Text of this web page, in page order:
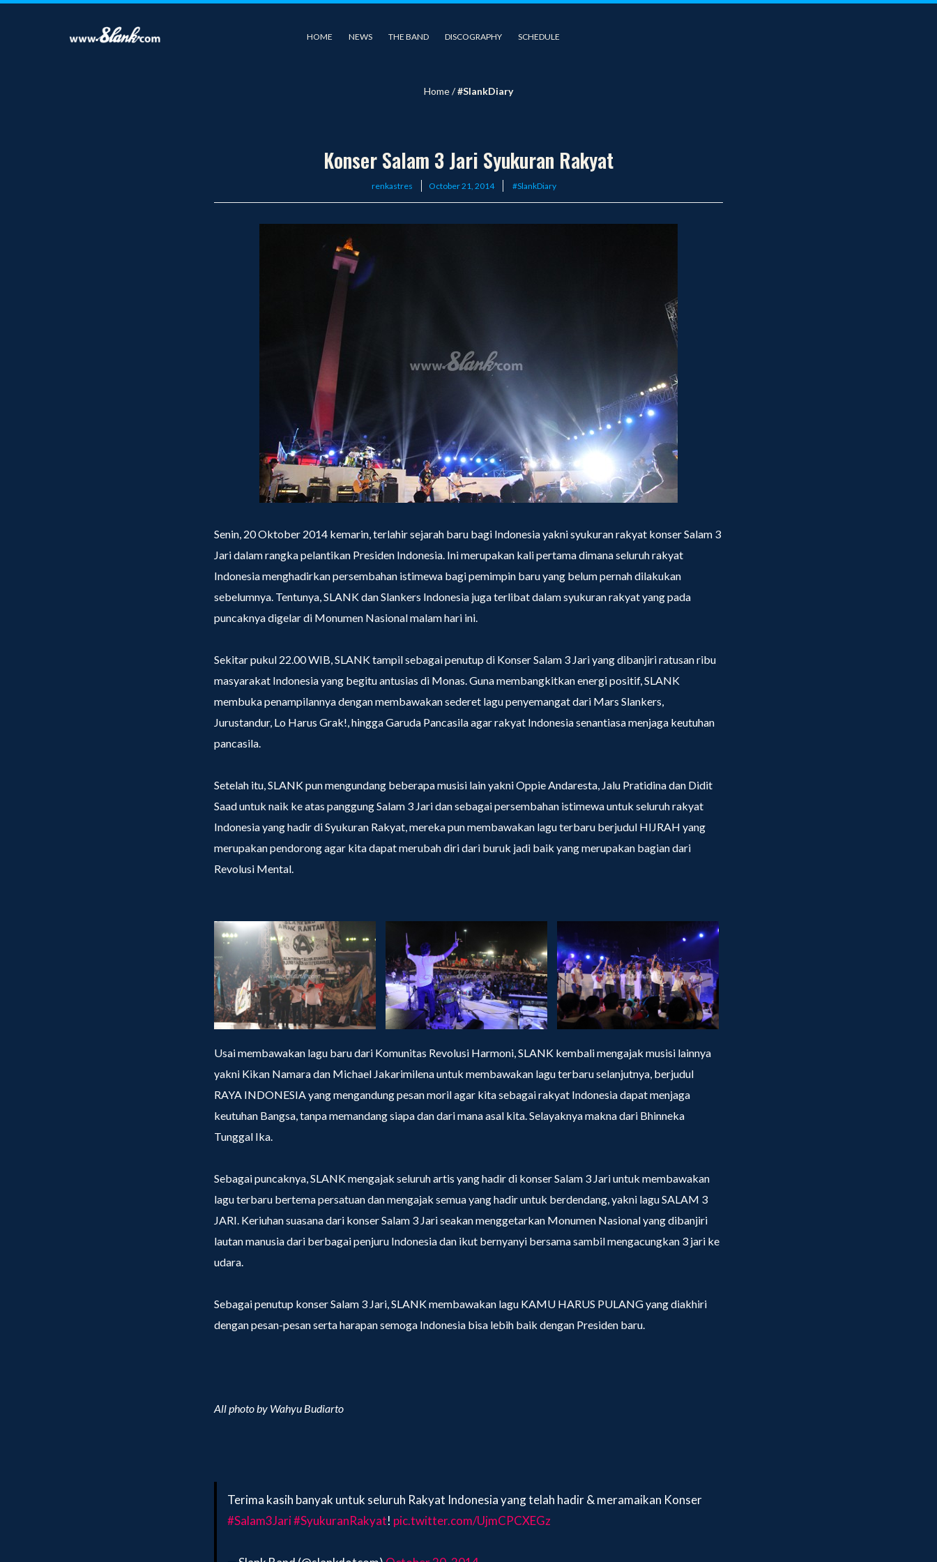
HOME NEWS THE BAND DISCOGRAPHY SCHEDULE
Home/#SlankDiary
Konser Salam 3 Jari Syukuran Rakyat
renkastres
Posted
October 21, 2014 #SlankDiary
Senin, 20 Oktober 2014 kemarin, terlahir sejarah baru bagi Indonesia yakni syukuran rakyat konser Salam 3
Jari dalam rangka pelantikan Presiden Indonesia. Ini merupakan kali pertama dimana seluruh rakyat
Indonesia menghadirkan persembahan istimewa bagi pemimpin baru yang belum pernah dilakukan
sebelumnya. Tentunya, SLANK dan Slankers Indonesia juga terlibat dalam syukuran rakyat yang pada
puncaknya digelar di Monumen Nasional malam hari ini.
Sekitar pukul 22.00 WIB, SLANK tampil sebagai penutup di Konser Salam 3 Jari yang dibanjiri ratusan ribu
masyarakat Indonesia yang begitu antusias di Monas. Guna membangkitkan energi positif, SLANK
membuka penampilannya dengan membawakan sederet lagu penyemangat dari Mars Slankers,
Jurustandur, Lo Harus Grak!, hingga Garuda Pancasila agar rakyat Indonesia senantiasa menjaga keutuhan
pancasila.
Setelah itu, SLANK pun mengundang beberapa musisi lain yakni Oppie Andaresta, Jalu Pratidina dan Didit
Saad untuk naik ke atas panggung Salam 3 Jari dan sebagai persembahan istimewa untuk seluruh rakyat
Indonesia yang hadir di Syukuran Rakyat, mereka pun membawakan lagu terbaru berjudul HIJRAH yang
merupakan pendorong agar kita dapat merubah diri dari buruk jadi baik yang merupakan bagian dari
Revolusi Mental.
Usai membawakan lagu baru dari Komunitas Revolusi Harmoni, SLANK kembali mengajak musisi lainnya
yakni Kikan Namara dan Michael Jakarimilena untuk membawakan lagu terbaru selanjutnya, berjudul
RAYA INDONESIA yang mengandung pesan moril agar kita sebagai rakyat Indonesia dapat menjaga
keutuhan Bangsa, tanpa memandang siapa dan dari mana asal kita. Selayaknya makna dari Bhinneka
Tunggal Ika.
Sebagai puncaknya, SLANK mengajak seluruh artis yang hadir di konser Salam 3 Jari untuk membawakan
lagu terbaru bertema persatuan dan mengajak semua yang hadir untuk berdendang, yakni lagu SALAM 3
JARI. Keriuhan suasana dari konser Salam 3 Jari seakan menggetarkan Monumen Nasional yang dibanjiri
lautan manusia dari berbagai penjuru Indonesia dan ikut bernyanyi bersama sambil mengacungkan 3 jari ke
udara.
Sebagai penutup konser Salam 3 Jari, SLANK membawakan lagu KAMU HARUS PULANG yang diakhiri
dengan pesan-pesan serta harapan semoga Indonesia bisa lebih baik dengan Presiden baru.
All photo by Wahyu Budiarto
Terima kasih banyak untuk seluruh Rakyat Indonesia yang telah hadir & meramaikan Konser
#Salam3Jari#SyukuranRakyat! pic.twitter.com/UjmCPCXEGz